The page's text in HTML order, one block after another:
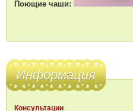
Поющие чаши:
Информация
Консультации